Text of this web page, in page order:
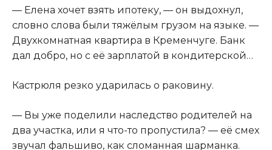
— Елена хочет взять ипотеку, — он выдохнул,
словно слова были тяжёлым грузом на языке. —
Двухкомнатная квартира в Кременчуге. Банк
дал добро, но с её зарплатой в кондитерской…
Кастрюля резко ударилась о раковину.
— Вы уже поделили наследство родителей на
два участка, или я что-то пропустила? — её смех
звучал фальшиво, как сломанная шарманка.